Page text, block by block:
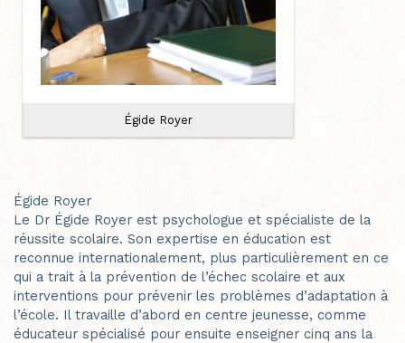
Égide Royer
Égide Royer
Le Dr Égide Royer est psychologue et spécialiste de la
réussite scolaire. Son expertise en éducation est
reconnue internationalement, plus particulièrement en ce
qui a trait à la prévention de l’échec scolaire et aux
interventions pour prévenir les problèmes d’adaptation à
l’école. Il travaille d’abord en centre jeunesse, comme
éducateur spécialisé pour ensuite enseigner cinq ans la